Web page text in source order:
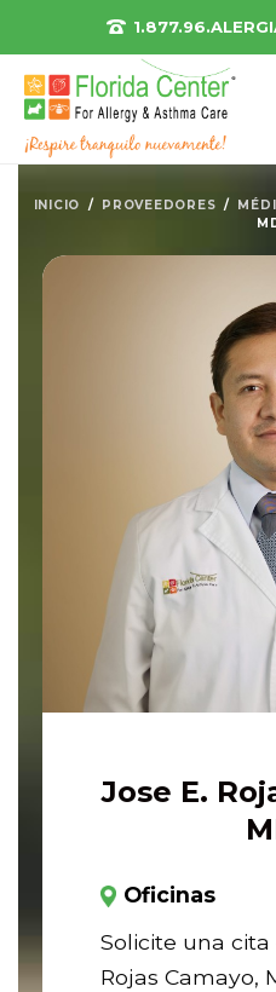
INICIO / PROVEEDORES /
Jose E.
Oficinas
Solicite una cita
Rojas Camayo,